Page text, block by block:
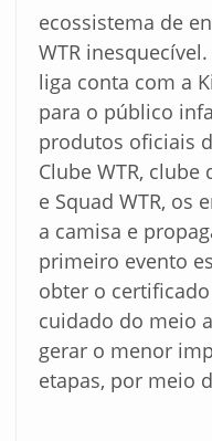
ecossistema de
WTR
liga conta com a
para o público
produtos oficiais
Clube WTR,
e Squad WTR, os
a camisa e
primeiro evento
obter o
cuidado do meio
gerar o menor
etapas, por meio